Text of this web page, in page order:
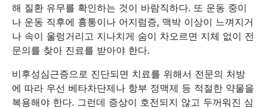
해 질환 유무를 확인하는 것이 바람직하다. 또 운동 중이
나 운동 직후에 흉통이나 어지럼증, 맥박 이상이 느껴지거
나 속이 울렁거리고 지나치게 숨이 차오르면 지체 없이 전
문의를 찾아 진료를 받아야 한다.
비후성심근증으로 진단되면 치료를 위해서 전문의 처방
에 따라 우선 베타차단제나 항부 정맥제 등 적절한 약물을
복용해야 한다. 그런데 증상이 호전되지 않고 두꺼워진 심